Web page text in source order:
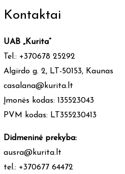
Kontaktai
UAB „Kurita”
Tel.: +370678 25292
Algirdo g. 2, LT-50153, Kaunas
casalana@kurita.lt
Įmonės kodas: 135523043
PVM kodas: LT355230413
Didmeninė prekyba:
ausra@kurita.lt
tel.: +370677 64472